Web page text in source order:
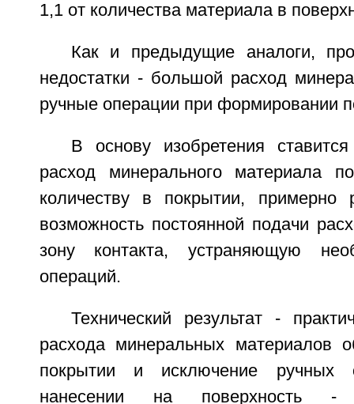
1,1 от количества материала в
Как и предыдущие аналоги,
недостатки - большой расход
ручные операции при формировании
В основу изобретения
расход минерального материала
количеству в покрытии,
возможность постоянной подачи
зону контакта, устраняющую
операций.
Технический результат -
расхода минеральных материалов
покрытии и исключение ручных
нанесении на поверхность -